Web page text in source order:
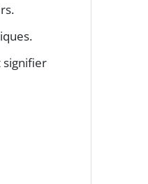
signifier